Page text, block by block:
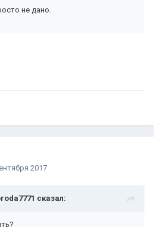
не дано.
2017
сказал: